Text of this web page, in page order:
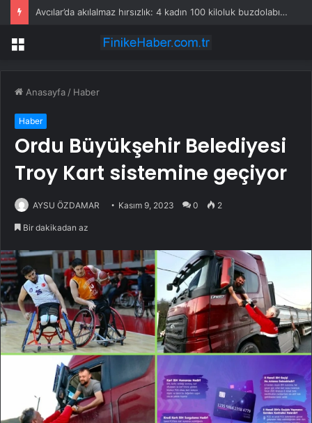
Avcılar’da akılalmaz hırsızlık: 4 kadın 100 kiloluk buzdolabını böyle çaldı
Menü
Anasayfa / Haber
Haber
Ordu Büyükşehir Belediyesi
Troy Kart sistemine geçiyor
AYSU ÖZDAMAR Kasım 9, 2023 0 2
Bir dakikadan az